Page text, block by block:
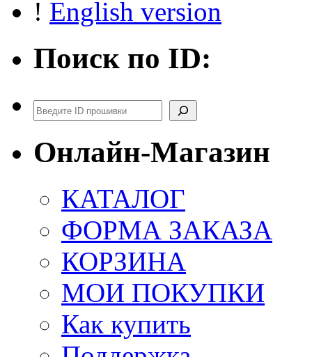
! English version
Поиск по ID:
Поиск
Онлайн-Магазин
КАТАЛОГ
ФОРМА ЗАКАЗА
КОРЗИНА
МОИ ПОКУПКИ
Как купить